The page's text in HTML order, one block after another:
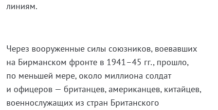
линиям.
Через вооруженные силы союзников, воевавших
на Бирманском фронте в 1941–45 гг., прошло,
по меньшей мере, около миллиона солдат
и офицеров — британцев, американцев, китайцев,
военнослужащих из стран Британского